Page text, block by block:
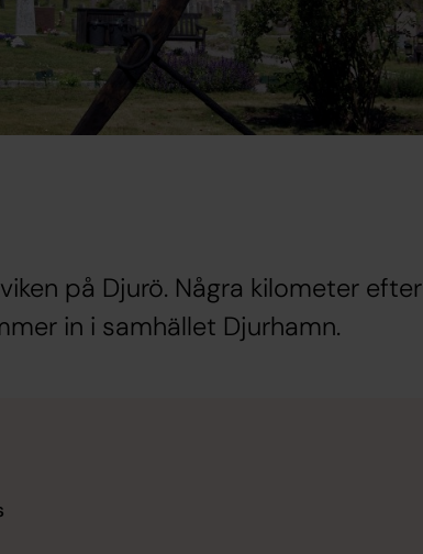
på Djurö. Några kilometer efter
in i samhället Djurhamn.